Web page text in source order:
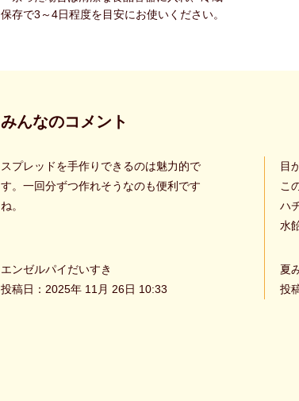
保存で3～4日程度を目安にお使いください。
みんなのコメント
スプレッドを手作りできるのは魅力的で
す。一回分ずつ作れそうなのも便利です
ね。
エンゼルパイだいすき
投稿日：2025年 11月 26日 10:33
目
こ
ハ
水
夏
投